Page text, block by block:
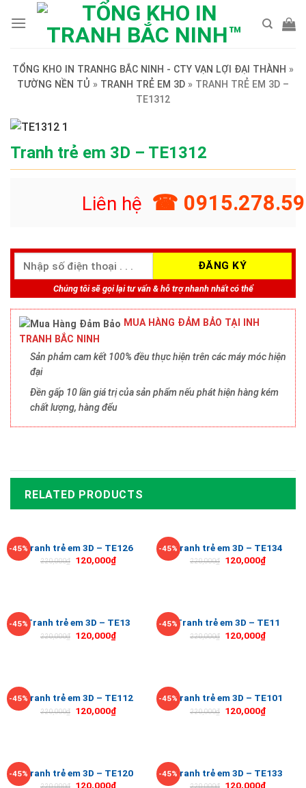
TỔNG KHO IN TRANHG BẮC NINH - CTY VẠN LỢI ĐẠI THÀNH »
TƯỜNG NỀN TỦ » TRANH TRẺ EM 3D » TRANH TRẺ EM 3D –
TE1312
Tranh trẻ em 3D – TE1312
Liên hệ ☎
Chúng tôi sẽ gọi lại tư vấn & hỗ trợ nhanh nhất có thể
MUA HÀNG ĐẢM BẢO TẠI INH
TRANH BẮC NINH
Sản phảm cam kết 100% đều thực hiện trên các máy móc hiện
đại
Đền gấp 10 lần giá trị của sản phẩm nếu phát hiện hàng kém
chất lượng, hàng đểu
RELATED PRODUCTS
-45%Tranh trẻ em 3D – TE126
220,000₫ 120,000₫
-45%Tranh trẻ em 3D – TE134
220,000₫ 120,000₫
-45%Tranh trẻ em 3D – TE13
220,000₫ 120,000₫
-45%Tranh trẻ em 3D – TE11
220,000₫ 120,000₫
-45%Tranh trẻ em 3D – TE112
220,000₫ 120,000₫
-45%Tranh trẻ em 3D – TE101
220,000₫ 120,000₫
-45%Tranh trẻ em 3D – TE120
120,000₫
-45%Tranh trẻ em 3D – TE133
120,000₫